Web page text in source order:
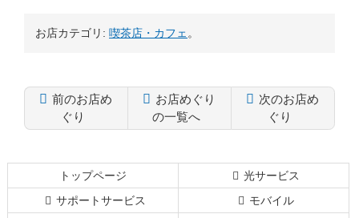
お店カテゴリ: 喫茶店・カフェ。
前のお店め
ぐり
お店めぐり
の一覧へ
次のお店め
ぐり
ン
の
トップページ
光サービス
サポートサービス
モバイル